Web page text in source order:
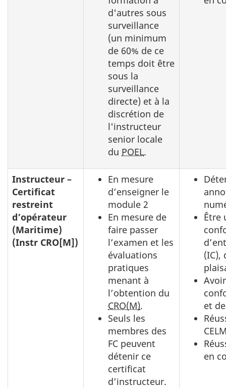
d'autres sous
surveillance
(un minimum
de 60% de ce
temps doit être
sous la
surveillance
directe) et à la
discrétion de
l'instructeur
senior locale
du POEL.
Instructeur –
Certificat
restreint
d’opérateur
(Maritime)
(Instr CRO[M])
En mesure
d’enseigner le
module 2
En mesure de
faire passer
l’examen et les
évaluations
pratiques
menant à
l’obtention du
CRO(M).
Seuls les
membres des
FC peuvent
détenir ce
certificat
d’instructeur.
Être
(IC),
et de
en